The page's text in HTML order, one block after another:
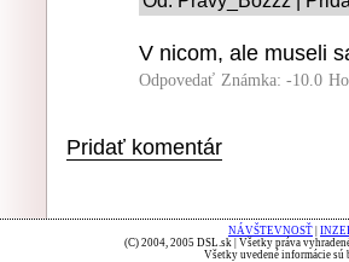
V nicom, ale museli
Odpovedať Známka: -10.0
Pridať komentár
NÁVŠTEVNOSŤ
(C) 2004, 2005 DSL.sk | Všetky práva
Všetky uvedené informácie sú